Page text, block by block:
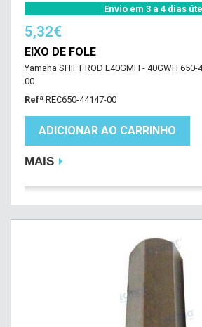
Envio em 3 a 4 dias
5,32€
EIXO DE FOLE
Yamaha SHIFT ROD E40GMH - 40GWH
00
Refª REC650-44147-00
ADICIONAR AO CARRINHO
MAIS